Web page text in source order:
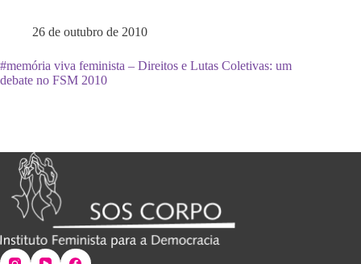
26 de outubro de 2010
#memória viva feminista – Direitos e Lutas Coletivas: um
debate no FSM 2010